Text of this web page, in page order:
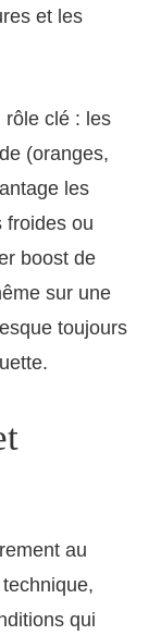
et les
rôle clé : les
(oranges,
les
froides ou
boost de
sur une
toujours
au
qui